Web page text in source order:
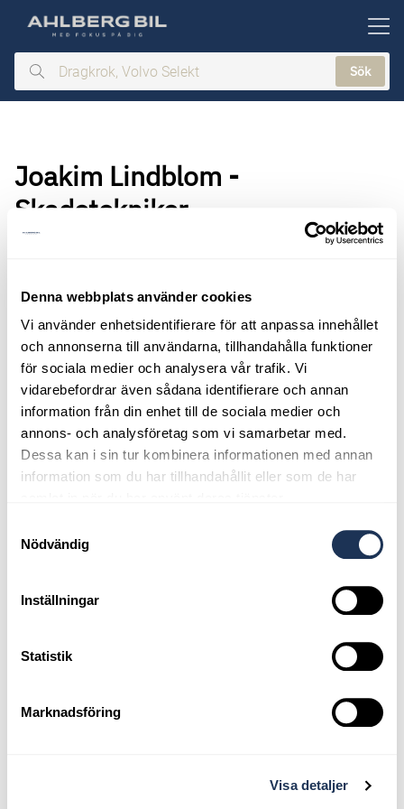
Denna webbplats använder cookies
Vi använder enhetsidentifierare för att anpassa innehållet
och annonserna till användarna, tillhandahålla funktioner
för sociala medier och analysera vår trafik. Vi
vidarebefordrar även sådana identifierare och annan
information från din enhet till de sociala medier och
annons- och analysföretag som vi samarbetar med.
Dessa kan i sin tur kombinera informationen med annan
information som du har tillhandahållit eller som de har
Nödvändig
Inställningar
Statistik
Marknadsföring
Visa detaljer
huvudinnehållet
Dragkrok,
Volvo
Sök
Joakim Lindblom -
Skadetekniker
Joakim Lindblom - Skadetekniker